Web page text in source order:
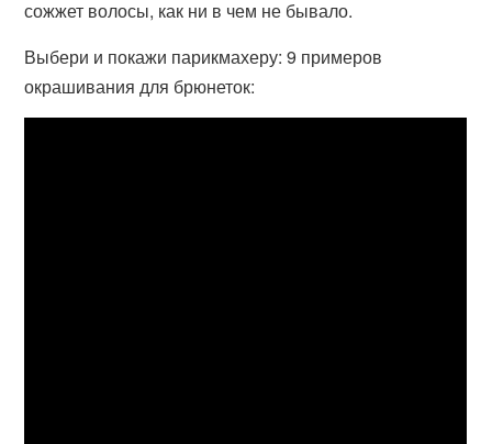
сожжет волосы, как ни в чем не бывало.
Выбери и покажи парикмахеру: 9 примеров
окрашивания для брюнеток: